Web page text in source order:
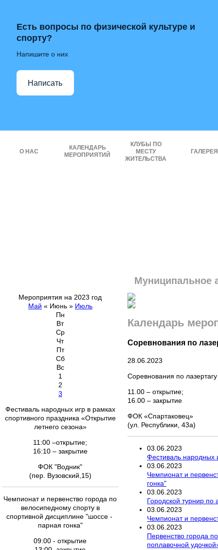
Есть вопросы по физической культуре и
спорту?
Напишите о них
Написать
О НАС
КАЛЕНДАРЬ
МЕРОПРИЯТИЙ
КЛУБЫ ПО
МЕСТУ
ЖИТЕЛЬСТВА
ГАЛЕРЕЯ
Муниципальное
Мероприятия на 2023 год
Май « Июнь » Июль
Пн
Вт
Ср
Чт
Пт
Сб
Вс
1
2
3
Фестиваль народных игр в рамках
спортивного праздника «Открытие
летнего сезона»
11:00 –открытие;
16:10 – закрытие
ФОК "Водник"
(пер. Вузовский,15)
Чемпионат и первенство города по
велосипедному спорту в
спортивной дисциплине "шоссе -
парная гонка"
09:00 - открытие
Календарь
Соревнования по
28.06.2023
Соревнования по
11.00 – открытие;
16.00 – закрытие
ФОК «Спартаковец»
(ул. Республики, 43а)
03 06 2023
Фестиваль народных
03 06 2023
Чемпионат и
гонка"
03 06 2023
Городской турнир по
03 06 2023
Чемпионат и
03 06 2023
Первенство города
поплавочной